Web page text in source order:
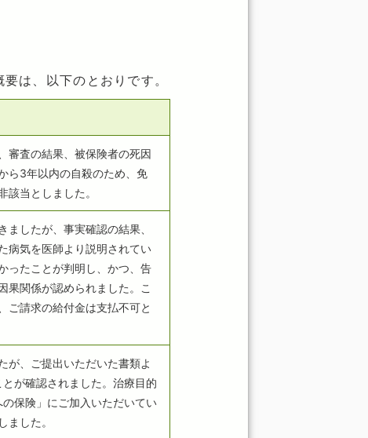
は、以下のとおりです。
審査の結果、被保険者の死因
ら3年以内の自殺のため、免
当としました。
したが、事実確認の結果、
病気を医師より説明されてい
ったことが判明し、かつ、告
果関係が認められました。こ
ご請求の給付金は支払不可と
が、ご提出いただいた書類よ
が確認されました。治療目的
保険」にご加入いただいてい
ました。